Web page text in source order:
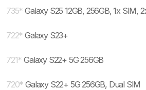
735* Galaxy S25 12GB, 256GB, 1x SIM,
722* Galaxy S23+
721* Galaxy S22+ 5G 256GB
720* Galaxy S22+ 5G 256GB, Dual SIM